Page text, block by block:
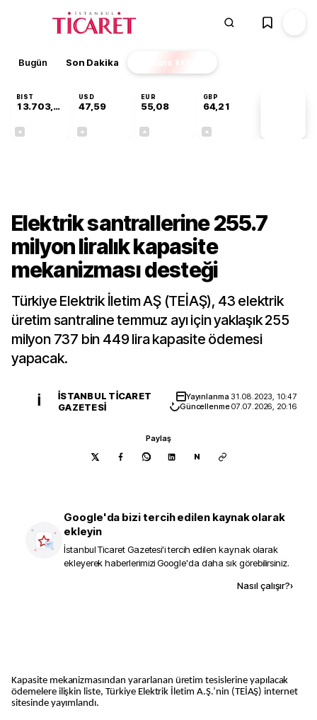
Bugün Son Dakika Finans EKSTRA
BIST
13.703,13
USD
47,59
EUR
55,08
GBP
64,21
Elektrik santrallerine 255.7
milyon liralık kapasite
mekanizması desteği
Türkiye Elektrik İletim AŞ (TEİAŞ), 43 elektrik
üretim santraline temmuz ayı için yaklaşık 255
milyon 737 bin 449 lira kapasite ödemesi
yapacak.
İ
İSTANBUL TICARET
GAZETESI
Yayınlanma 31.08.2023, 10:47
Güncellenme07.07.2026, 20:16
Paylaş
N
Google'da bizi tercih edilen kaynak olarak
ekleyin
İstanbul Ticaret Gazetesi'i tercih edilen kaynak olarak
ekleyerek haberlerimizi Google'da daha sık görebilirsiniz.
Nasıl çalışır?›
Kapasite mekanizmasından yararlanan üretim tesislerine yapılacak
ödemelere ilişkin liste, Türkiye Elektrik İletim A.Ş.’nin (TEİAŞ) internet
sitesinde yayımlandı.